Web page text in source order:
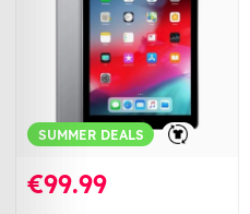
SUMMER DEALS
€99.99